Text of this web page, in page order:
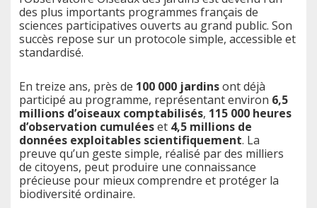
des plus importants programmes français de
sciences participatives ouverts au grand public. Son
succès repose sur un protocole simple, accessible et
standardisé.
En treize ans, près de 100 000 jardinsont déjà
participé au programme, représentant environ 6,5
millions d’oiseaux comptabilisés, 115 000 heures
d’observation cumuléeset 4,5 millions de
données exploitables scientifiquement. La
preuve qu’un geste simple, réalisé par des milliers
de citoyens, peut produire une connaissance
précieuse pour mieux comprendre et protéger la
biodiversité ordinaire.